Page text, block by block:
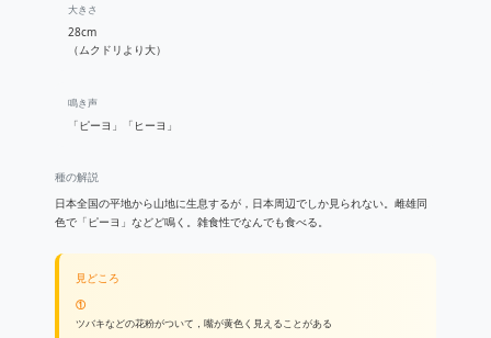
大きさ
28cm
（ムクドリより大）
鳴き声
「ピーヨ」「ヒーヨ」
種の解説
日本全国の平地から山地に生息するが，日本周辺でしか見られない。雌雄同
色で「ピーヨ」などど鳴く。雑食性でなんでも食べる。
見どころ
①
ツバキなどの花粉がついて，嘴が黄色く見えることがある